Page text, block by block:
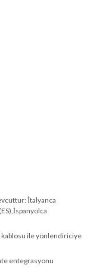
İtalyanca
ile yönlendiriciye
entegrasyonu